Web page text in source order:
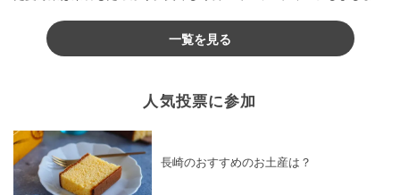
一覧を見る
人気投票に参加
長崎のおすすめのお土産は？